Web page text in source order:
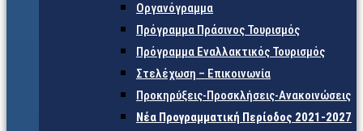
Οργανόγραμμα
Πρόγραμμα Πράσινος Τουρισμός
Πρόγραμμα Εναλλακτικός Τουρισμός
Στελέχωση – Επικοινωνία
Προκηρύξεις-Προσκλήσεις-Ανακοινώσεις
Νέα Προγραμματική Περίοδος 2021-2027